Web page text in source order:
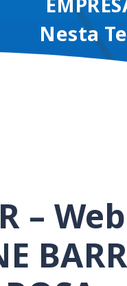
Nesta
–